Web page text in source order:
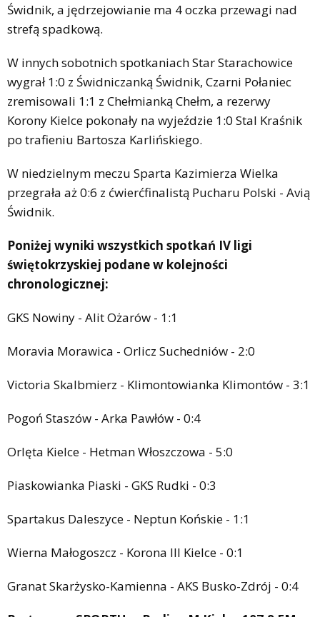
Świdnik, a jędrzejowianie ma 4 oczka przewagi nad
strefą spadkową.
W innych sobotnich spotkaniach Star Starachowice
wygrał 1:0 z Świdniczanką Świdnik, Czarni Połaniec
zremisowali 1:1 z Chełmianką Chełm, a rezerwy
Korony Kielce pokonały na wyjeździe 1:0 Stal Kraśnik
po trafieniu Bartosza Karlińskiego.
W niedzielnym meczu Sparta Kazimierza Wielka
przegrała aż 0:6 z ćwierćfinalistą Pucharu Polski - Avią
Świdnik.
Poniżej wyniki wszystkich spotkań IV ligi
świętokrzyskiej podane w kolejności
chronologicznej:
GKS Nowiny - Alit Ożarów - 1:1
Moravia Morawica - Orlicz Suchedniów - 2:0
Victoria Skalbmierz - Klimontowianka Klimontów - 3:1
Pogoń Staszów - Arka Pawłów - 0:4
Orlęta Kielce - Hetman Włoszczowa - 5:0
Piaskowianka Piaski - GKS Rudki - 0:3
Spartakus Daleszyce - Neptun Końskie - 1:1
Wierna Małogoszcz - Korona III Kielce - 0:1
Granat Skarżysko-Kamienna - AKS Busko-Zdrój - 0:4